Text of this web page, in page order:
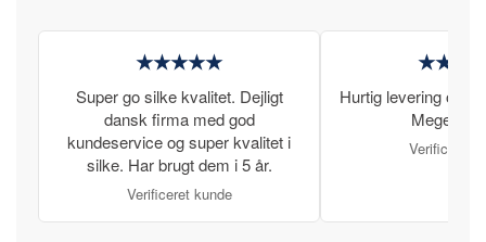
★★★★★
Super go silke kvalitet. Dejligt
dansk firma med god
kundeservice og super kvalitet i
silke. Har brugt dem i 5 år.
Verificeret kunde
Hurtig levering og
Meget
Verificeret